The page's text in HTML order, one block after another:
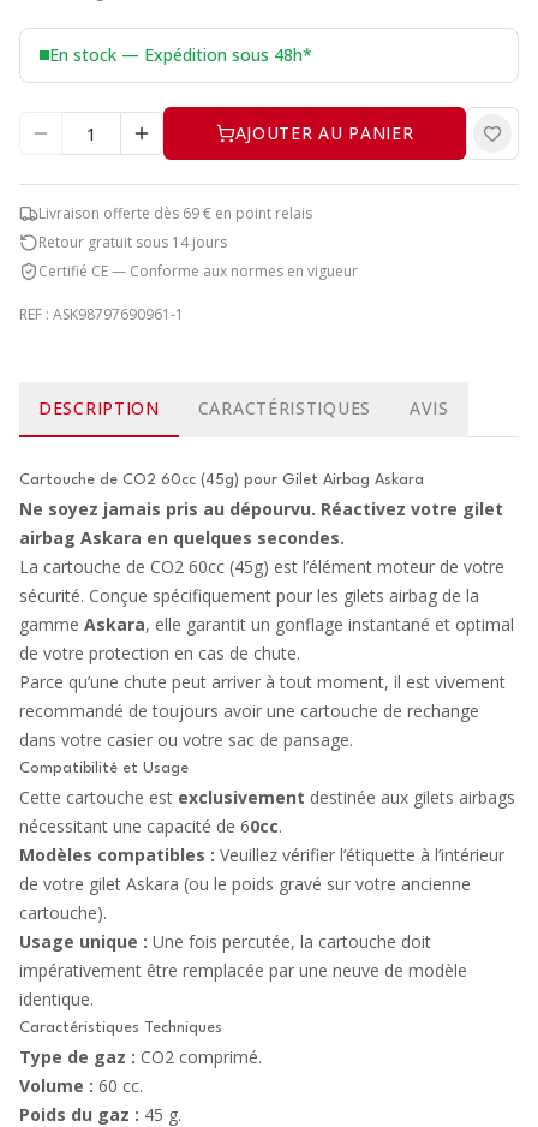
En stock — Expédition sous 48h*
AJOUTER AU PANIER
Livraison offerte dès 69 € en point relais
Retour gratuit sous 14 jours
Certifié CE — Conforme aux normes en vigueur
REF : ASK98797690961-1
DESCRIPTION CARACTÉRISTIQUES AVIS
Cartouche de CO2 60cc (45g) pour Gilet Airbag Askara
Ne soyez jamais pris au dépourvu. Réactivez votre gilet
airbag Askara en quelques secondes.
La cartouche de CO2 60cc (45g) est l’élément moteur de votre
sécurité. Conçue spécifiquement pour les gilets airbag de la
gamme Askara, elle garantit un gonflage instantané et optimal
de votre protection en cas de chute.
Parce qu’une chute peut arriver à tout moment, il est vivement
recommandé de toujours avoir une cartouche de rechange
dans votre casier ou votre sac de pansage.
Compatibilité et Usage
Cette cartouche est exclusivement destinée aux gilets airbags
nécessitant une capacité de 60cc.
Modèles compatibles : Veuillez vérifier l’étiquette à l’intérieur
de votre gilet Askara (ou le poids gravé sur votre ancienne
cartouche).
Usage unique : Une fois percutée, la cartouche doit
impérativement être remplacée par une neuve de modèle
identique.
Caractéristiques Techniques
Type de gaz : CO2 comprimé.
Volume : 60 cc.
Poids du gaz : 45 g.